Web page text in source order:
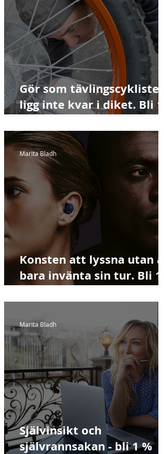
Gör som tävlingscyklister -
ligg inte kvar i diket. Bli 1
Konsten att lyssna utan
bara invänta sin tur. Bli 1%
Marita Bladh
Självinsikt och
självrannsakan - bli 1 %
Marita Bladh